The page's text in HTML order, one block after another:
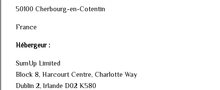
50100 Cherbourg-en-Cotentin
France
Hébergeur :
SumUp Limited
Block 8, Harcourt Centre, Charlotte Way
Dublin 2, Irlande D02 K580